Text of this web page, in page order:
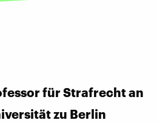
für Strafrecht an
zu Berlin